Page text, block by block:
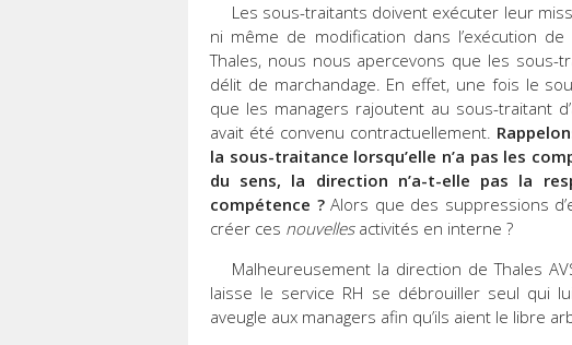
Les sous-traitants doivent exécuter leur
ni même de modification dans l’exécution
Thales, nous nous apercevons que les sous-
délit de marchandage. En effet, une fois le
que les managers rajoutent au sous-traitant
avait été convenu contractuellement.
la sous-traitance lorsqu’elle n’a pas les
du sens, la direction n’a-t-elle pas la
compétence ?Alors que des suppressions
créer ces nouvellesactivités en interne ?
Malheureusement la direction de Thales
laisse le service RH se débrouiller seul qui
aveugle aux managers afin qu’ils aient le libre